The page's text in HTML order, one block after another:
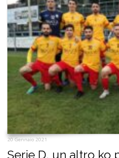
20 Gennaio 2021
Serie D, un altro ko